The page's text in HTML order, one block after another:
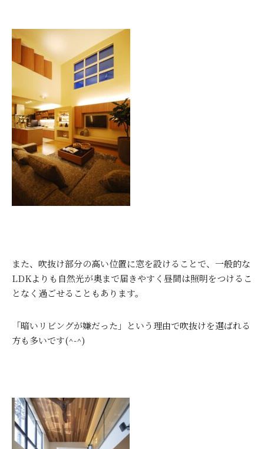
また、吹抜け部分の高い位置に窓を設けることで、一般的な
LDKよりも自然光が奥まで届きやすく昼間は照明をつけるこ
となく過ごせることもあります。
「暗いリビングが嫌だった」という理由で吹抜けを選ばれる
方も多いです(^-^)